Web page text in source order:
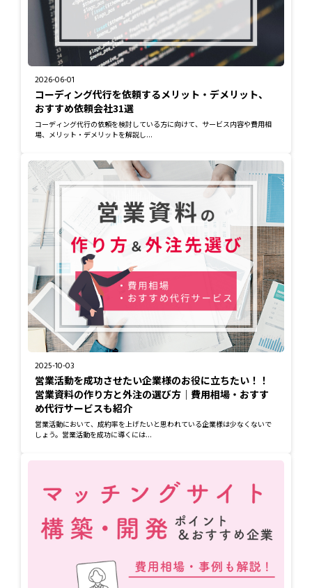
2026-06-01
コーディング代行を依頼するメリット・デメリット、
おすすめ依頼会社31選
コーディング代行の依頼を検討している方に向けて、サービス内容や費用相
場、メリット・デメリットを解説し...
2025-10-03
営業活動を成功させたい企業様のお役に立ちたい！！
営業資料の作り方と外注の選び方｜費用相場・おすす
め代行サービスも紹介
営業活動において、成約率を上げたいと思われている企業様は少なくないで
しょう。営業活動を成功に導くには...